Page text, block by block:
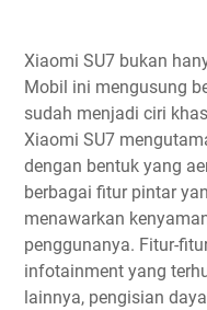
Xiaomi SU7 bukan
Mobil ini mengusung
sudah menjadi ciri
Xiaomi SU7
dengan bentuk yang
berbagai fitur pintar
menawarkan
penggunanya. Fitur-
infotainment yang
lainnya, pengisian